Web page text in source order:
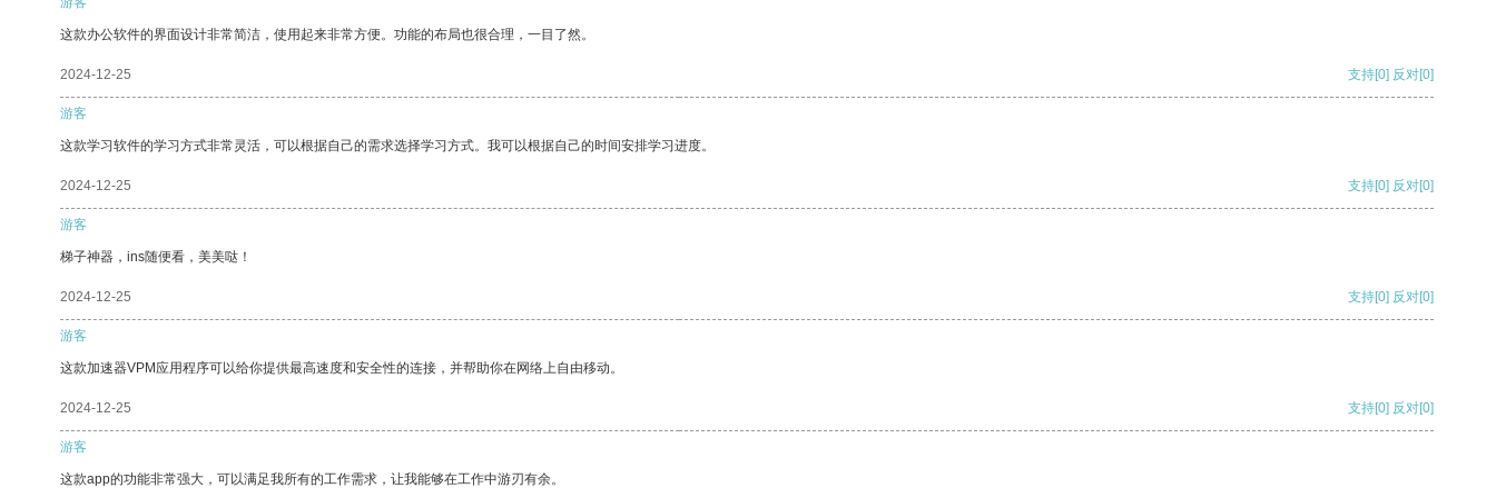
这款办公软件的界面设计非常简洁，使用起来非常方便。功能的布局也很合理，一目了然。
2024-12-25 支持[0] 反对[0]
游客
这款学习软件的学习方式非常灵活，可以根据自己的需求选择学习方式。我可以根据自己的时间安排学习进度。
2024-12-25 支持[0] 反对[0]
游客
梯子神器，ins随便看，美美哒！
2024-12-25 支持[0] 反对[0]
游客
这款加速器VPM应用程序可以给你提供最高速度和安全性的连接，并帮助你在网络上自由移动。
2024-12-25 支持[0] 反对[0]
游客
这款app的功能非常强大，可以满足我所有的工作需求，让我能够在工作中游刃有余。